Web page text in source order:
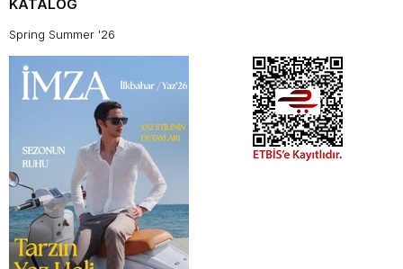
KATALOG
Spring Summer '26